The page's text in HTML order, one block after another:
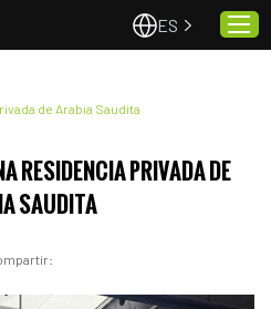
pádel
ES
de Arabia Saudita
RESIDENCIA PRIVADA DE
SAUDITA